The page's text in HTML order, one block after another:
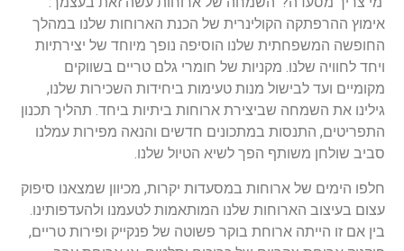
אימוץ ההרפתקה הקולינרית של הכנת הארוחות שלנו במהלך
החופשה המשפחתית שלנו הוסיפה נופך מיוחד של יצירתיות
ויחד לחוויה שלנו. מקניות של חומרי גלם טריים בשווקים
מקומיים ועד לבישול מנות טעימות ביחידות השכירות שלנו,
גילינו את השמחה שביצירת ארוחות ביתיות ביחד. תהליך תכנון
התפריטים, התנסות במתכונים חדשים והנאה מפירות עמלנו
סביב שולחן משותף הפך לשיא הטיול שלנו.
חלפו הימים של ארוחות במסעדות יקרות, מכיוון שמצאנו סיפוק
עצום בעיצוב הארוחות שלנו המותאמות לטעמנו ולהעדפותינו.
בין אם זו הייתה ארוחת בוקר פשוטה של פנקייק ופירות טריים,